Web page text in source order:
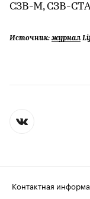
СЗВ-М, СЗВ-
Источник: журнал
Контактная